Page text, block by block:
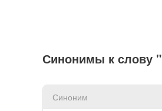
Синонимы к слову
Синоним